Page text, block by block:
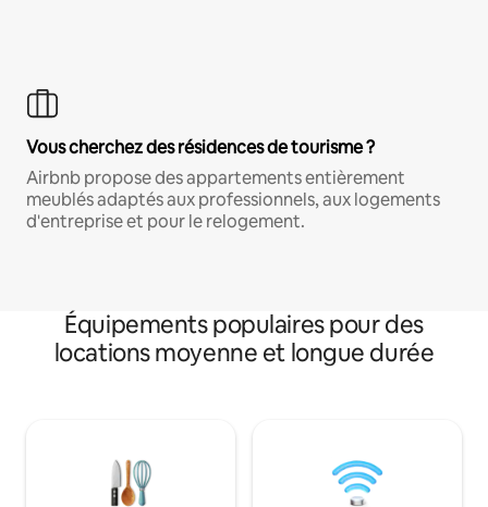
Vous cherchez des résidences de tourisme ?
Airbnb propose des appartements entièrement
meublés adaptés aux professionnels, aux logements
d'entreprise et pour le relogement.
Équipements populaires pour des
locations moyenne et longue durée